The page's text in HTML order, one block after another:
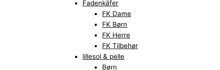
Fadenkäfer
FK Dame
FK Børn
FK Herre
FK Tilbehør
lillesol & pelle
Børn